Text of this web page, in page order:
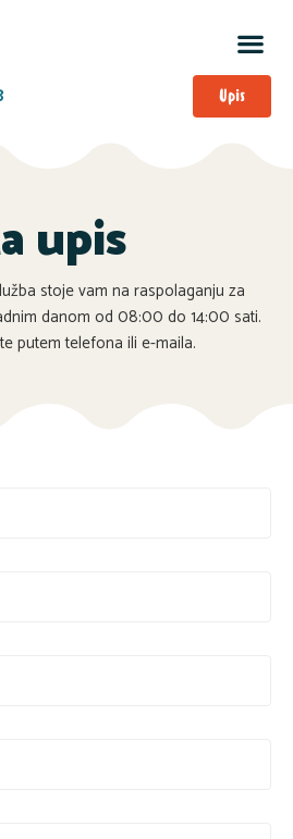
Upis
upis
stoje vam na raspolaganju za
danom od 08:00 do 14:00 sati.
putem telefona ili e-maila.